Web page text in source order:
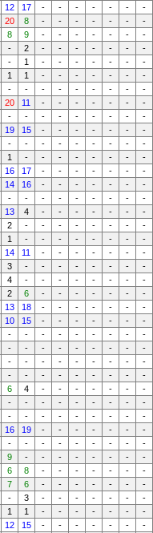
12 17 - - - - - - -
20 8 - - - - - - -
8 9 - - - - - - -
- 2 - - - - - - -
- 1 - - - - - - -
1 1 - - - - - - -
- - - - - - - - -
20 11 - - - - - - -
- - - - - - - - -
19 15 - - - - - - -
- - - - - - - - -
1 - - - - - - - -
16 17 - - - - - - -
14 16 - - - - - - -
- - - - - - - - -
13 4 - - - - - - -
2 - - - - - - - -
1 - - - - - - - -
14 11 - - - - - - -
3 - - - - - - - -
4 - - - - - - - -
2 6 - - - - - - -
13 18 - - - - - - -
10 15 - - - - - - -
- - - - - - - - -
- - - - - - - - -
- - - - - - - - -
- - - - - - - - -
6 4 - - - - - - -
- - - - - - - - -
- - - - - - - - -
16 19 - - - - - - -
- - - - - - - - -
9 - - - - - - - -
6 8 - - - - - - -
7 6 - - - - - - -
- 3 - - - - - - -
1 1 - - - - - - -
12 15 - - - - - - -